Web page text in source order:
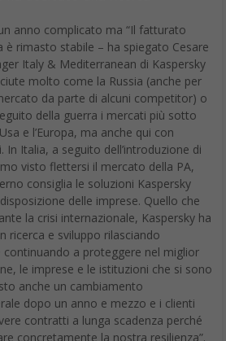
anno complicato ma “Il fatturato
è rimasto stabile – ha spiegato Cesare
Italy & Mediterranean di Kaspersky
molto come la Russia (anche per
da parte di alcuni competitor) o
della guerra i mercati più sotto
e l’Europa, ma anche qui con
Italia, a seguito dell’introduzione di
visto flettersi il mercato della PA,
consiglia le soluzioni Kaspersky
delle imprese. Quello che
la crisi internazionale, Kaspersky ha
ricerca e sviluppo rilasciando
a proteggere nel miglior
le imprese e le istituzioni che si sono
anche un cambiamento
dopo un anno e mezzo e i clienti
contratti a lunga scadenza perché
concretamente la nostra resilienza”.